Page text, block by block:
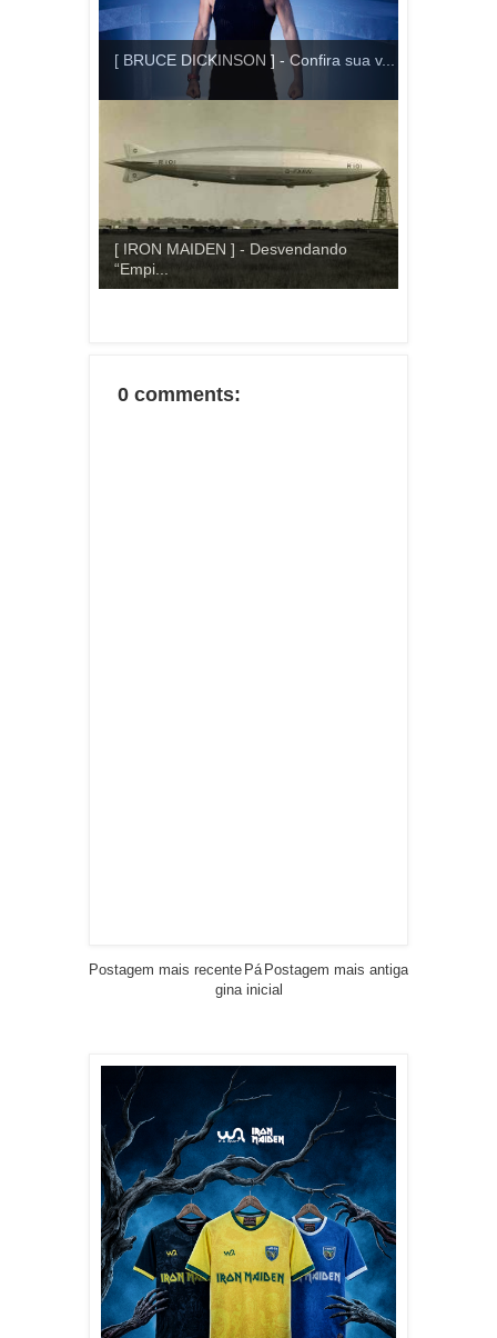
[ BRUCE DICKINSON ] - Confira sua v...
[ IRON MAIDEN ] - Desvendando
“Empi...
0 comments:
Postagem mais recente Postagem mais antiga
Pá
gina inicial